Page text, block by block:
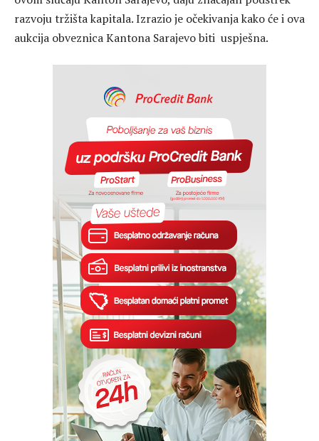
razvoju tržišta kapitala. Izrazio je očekivanja kako će i ova
aukcija obveznica Kantona Sarajevo biti uspješna.